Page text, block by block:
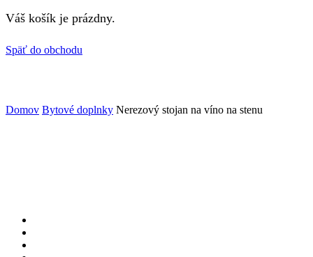
Váš košík je prázdny.
Späť do obchodu
Domov Bytové doplnky Nerezový stojan na víno na stenu